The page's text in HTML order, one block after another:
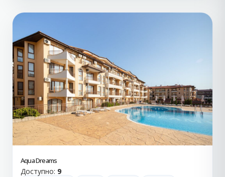
Aqua Dreams
Доступно: 9